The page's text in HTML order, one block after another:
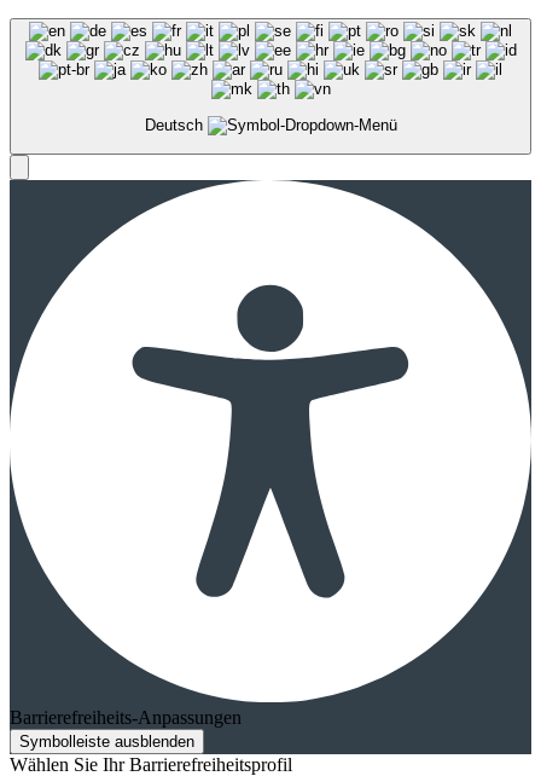
Deutsch
Barrierefreiheits-Anpassungen
Symbolleiste ausblenden
Wählen Sie Ihr Barrierefreiheitsprofil